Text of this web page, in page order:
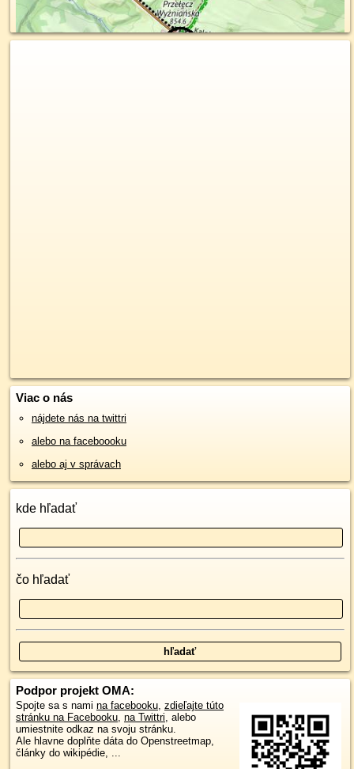
Viac o nás
nájdete nás na twittri
alebo na faceboooku
alebo aj v správach
kde hľadať
čo hľadať
Podpor projekt OMA:
Spojte sa s nami na facebooku, zdieľajte túto
stránku na Facebooku, na Twittri, alebo
umiestnite odkaz na svoju stránku.
Ale hlavne doplňte dáta do Openstreetmap,
články do wikipédie, ...